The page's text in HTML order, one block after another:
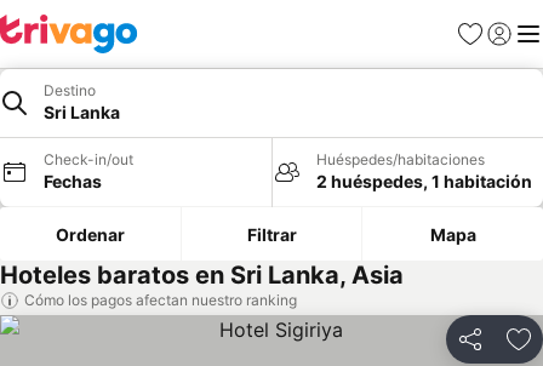
Favoritos
Iniciar
Destino
Sri Lanka
Check-in/out
Fechas
Huéspedes/habitaciones
2 huéspedes, 1 habitación
Ordenar Filtrar Mapa
Hoteles baratos en Sri Lanka, Asia
Cómo los pagos afectan nuestro ranking
Compartir